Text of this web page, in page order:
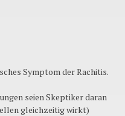
Symptom der Rachitis.
seien Skeptiker daran
gleichzeitig wirkt)